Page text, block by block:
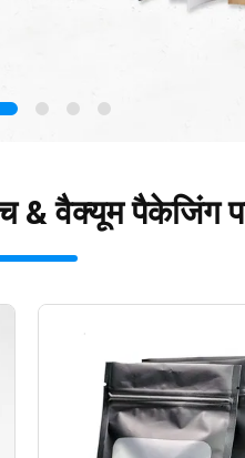
& वैक्यूम पैकेजिंग